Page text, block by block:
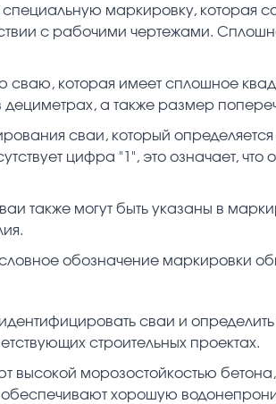
маркировку, которая
с рабочими чертежами.
которая имеет сплошное
а также размер
сваи, который
цифра "1", это означает,
также могут быть указаны в
обозначение маркировки
сваи и
строительных проектах.
высокой морозостойкостью
обеспечивают хорошую